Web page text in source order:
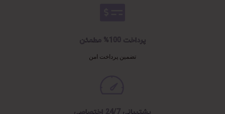
پرداخت 100% مطمئن
تضمین پرداخت امن